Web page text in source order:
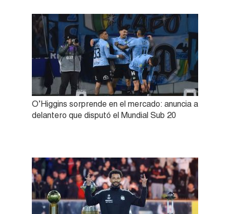
O’Higgins sorprende en el mercado: anuncia a
delantero que disputó el Mundial Sub 20